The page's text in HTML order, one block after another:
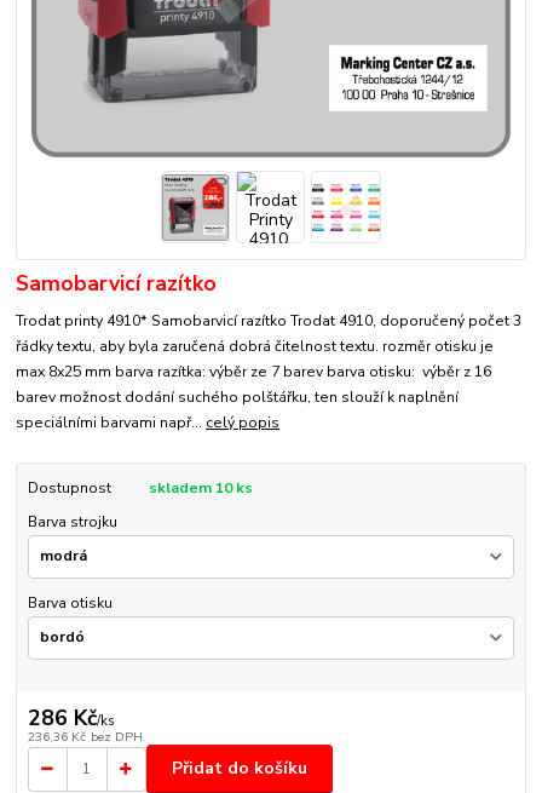
Samobarvicí razítko
Trodat printy 4910* Samobarvicí razítko Trodat 4910, doporučený počet 3
řádky textu, aby byla zaručená dobrá čitelnost textu. rozměr otisku je
max 8x25 mm barva razítka: výběr ze 7 barev barva otisku: výběr z 16
barev možnost dodání suchého polštářku, ten slouží k naplnění
speciálními barvami např... celý popis
Dostupnost
skladem 10 ks
Barva strojku
Barva otisku
286 Kč/ks
236,36 Kč bez DPH
Přidat do košíku